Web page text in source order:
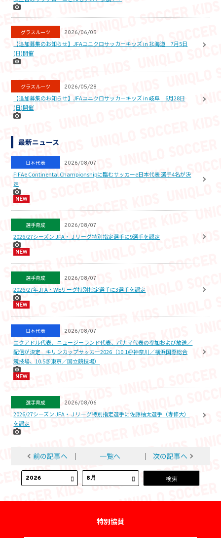
グラスルーツ 2026/06/05
【追加募集のお知らせ】JFAユニクロサッカーキッズ in 北海道 7月5日
(日)開催
グラスルーツ 2026/05/28
【追加募集のお知らせ】JFAユニクロサッカーキッズ in 岐阜 6月28日
(日)開催
最新ニュース
日本代表 2026/08/07
FIFAe Continental Championshipに臨むサッカーe日本代表 選手4名が決
定
選手育成 2026/08/07
2026/27シーズン JFA・Ｊリーグ特別指定選手に9選手を認定
選手育成 2026/08/07
2026/27年JFA・WEリーグ特別指定選手に3選手を認定
日本代表 2026/08/07
エクアドル代表、ニュージーランド代表、パナマ代表の参加および放送／
配信が決定 キリンカップサッカー2026（10.1＠神奈川／横浜国際総合
競技場、10.5＠東京／国立競技場）
選手育成 2026/08/06
2026/27シーズン JFA・Ｊリーグ特別指定選手に佐藤柚太選手（専修大）
を認定
前の記事へ │ 一覧へ │ 次の記事へ
特別協賛